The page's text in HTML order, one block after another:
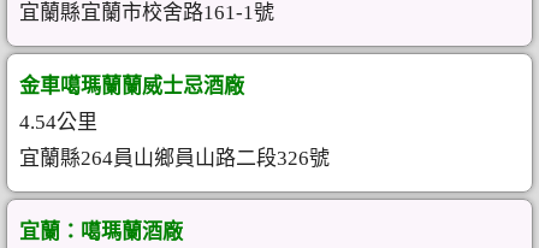
宜蘭縣宜蘭市校舍路161-1號
金車噶瑪蘭蘭威士忌酒廠
4.54公里
宜蘭縣264員山鄉員山路二段326號
宜蘭：噶瑪蘭酒廠